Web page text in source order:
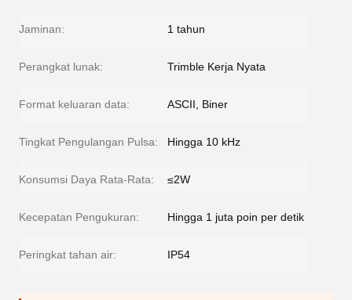
Jaminan: 1 tahun
Perangkat lunak: Trimble Kerja Nyata
Format keluaran data: ASCII, Biner
Tingkat Pengulangan Pulsa: Hingga 10 kHz
Konsumsi Daya Rata-Rata: ≤2W
Kecepatan Pengukuran: Hingga 1 juta poin per detik
Peringkat tahan air: IP54